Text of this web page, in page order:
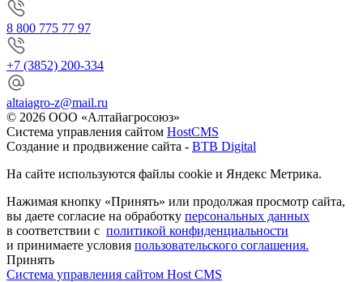
8 800 775 77 97
+7 (3852) 200-334
altaiagro-z@mail.ru
© 2026 ООО «Алтайагросоюз»
Система управления сайтом HostCMS
Создание и продвижение сайта - BTB Digital
На сайте используются файлы cookie и Яндекс Метрика.
Нажимая кнопку «Принять» или продолжая просмотр сайта,
вы даете согласие на обработку персональных данных
в соответствии с политикой конфиденциальности
и принимаете условия пользовательского соглашения.
Принять
Система управления сайтом Host CMS